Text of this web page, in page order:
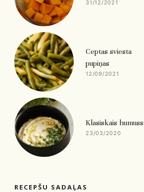
31/12/2021
Ceptas sviesta
pupiņas
12/09/2021
Klasiskais humuss
23/03/2020
RECEPŠU SADAĻAS